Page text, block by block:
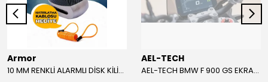
Armor
10 MM RENKLİ ALARMLI DİSK KİLİDİ YENİ VERSİYON
AEL-TECH
AEL-TECH BMW F 900 GS EKRAN/GÖSTERGE KORUYUCU 2024-2025